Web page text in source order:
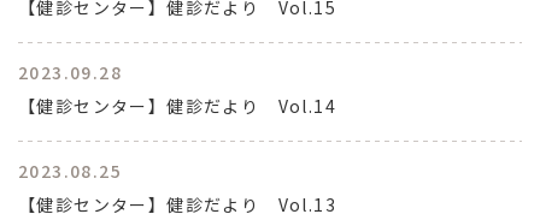
【健診センター】健診だより Vol.15
2023.09.28
【健診センター】健診だより Vol.14
2023.08.25
【健診センター】健診だより Vol.13